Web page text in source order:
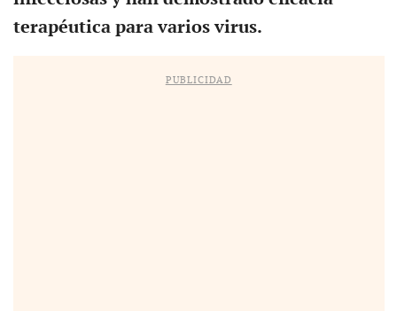
terapéutica para varios virus.
PUBLICIDAD